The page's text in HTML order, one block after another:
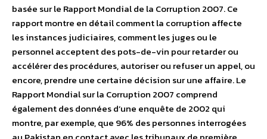
basée sur le Rapport Mondial de la Corruption 2007. Ce
rapport montre en détail comment la corruption affecte
les instances judiciaires, comment les juges ou le
personnel acceptent des pots-de-vin pour retarder ou
accélérer des procédures, autoriser ou refuser un appel, ou
encore, prendre une certaine décision sur une affaire. Le
Rapport Mondial sur la Corruption 2007 comprend
également des données d’une enquête de 2002 qui
montre, par exemple, que 96% des personnes interrogées